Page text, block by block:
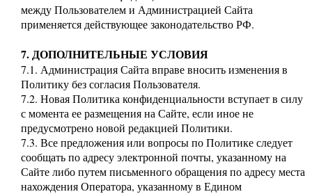
между Пользователем и Администрацией Сайта
применяется действующее законодательство РФ.
7. ДОПОЛНИТЕЛЬНЫЕ УСЛОВИЯ
7.1. Администрация Сайта вправе вносить изменения в
Политику без согласия Пользователя.
7.2. Новая Политика конфиденциальности вступает в силу
с момента ее размещения на Сайте, если иное не
предусмотрено новой редакцией Политики.
7.3. Все предложения или вопросы по Политике следует
сообщать по адресу электронной почты, указанному на
Сайте либо путем письменного обращения по адресу места
нахождения Оператора, указанному в Едином